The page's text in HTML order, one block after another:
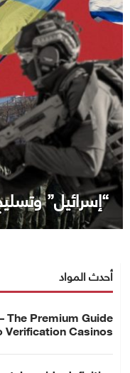
“إسرائيل”
أحدث المواد
The Premium Guide
Verification Casinos